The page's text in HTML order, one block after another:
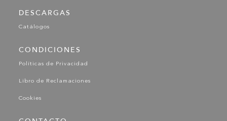
DESCARGAS
Catálogos
CONDICIONES
Políticas de Privacidad
Libro de Reclamaciones
Cookies